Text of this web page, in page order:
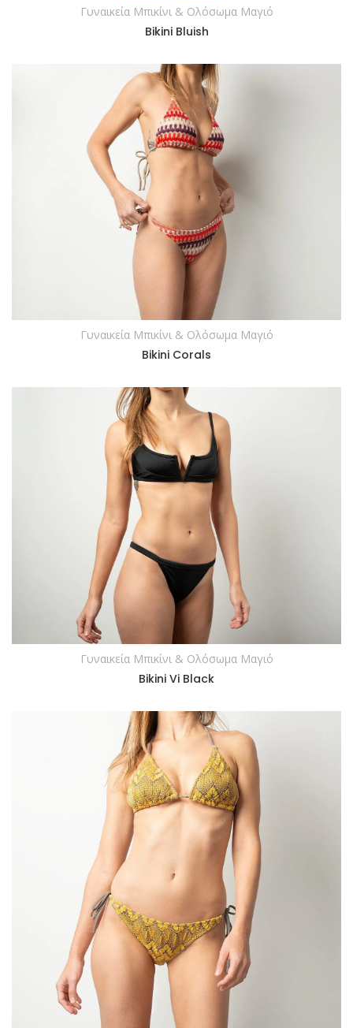
ΔΙΑΒΆΣΤΕ ΠΕΡΙΣΣΌΤΕΡΑ
Γυναικεία Μπικίνι & Ολόσωμα Μαγιό
Bikini Bluish
ΔΙΑΒΆΣΤΕ ΠΕΡΙΣΣΌΤΕΡΑ
Γυναικεία Μπικίνι & Ολόσωμα Μαγιό
Bikini Corals
ΔΙΑΒΆΣΤΕ ΠΕΡΙΣΣΌΤΕΡΑ
Γυναικεία Μπικίνι & Ολόσωμα Μαγιό
Bikini Vi Black